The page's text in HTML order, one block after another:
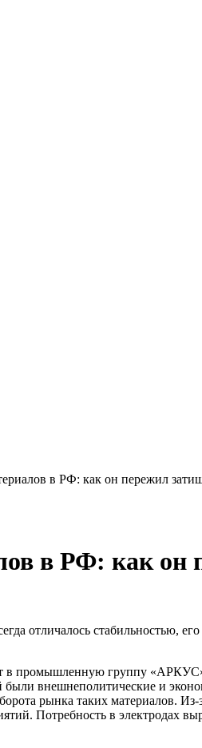
в РФ: как он пережил
в РФ: как он
отличалось стабильностью,
в промышленную группу
внешнеполитические и
рынка таких материалов.
Потребность в электродах